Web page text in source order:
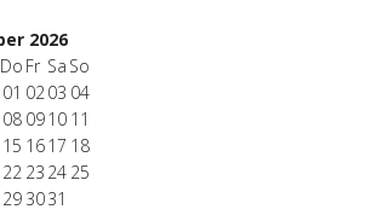
2026
Do Fr Sa So
01 0203 04
08 0910 11
15 1617 18
22 23 24 25
29 3031